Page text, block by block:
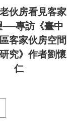
伙房看見客家
──專訪《臺中
客家伙房空間
究》作者劉懷
仁